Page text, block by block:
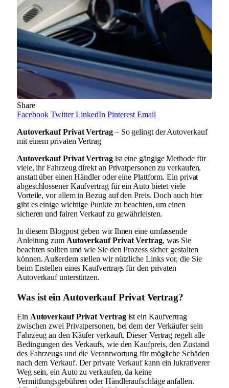
Share
Facebook Twitter LinkedIn Pinterest Email
Autoverkauf Privat Vertrag– So gelingt der Autoverkauf
mit einem privaten Vertrag
Autoverkauf Privat Vertragist eine gängige Methode für
viele, ihr Fahrzeug direkt an Privatpersonen zu verkaufen,
anstatt über einen Händler oder eine Plattform. Ein privat
abgeschlossener Kaufvertrag für ein Auto bietet viele
Vorteile, vor allem in Bezug auf den Preis. Doch auch hier
gibt es einige wichtige Punkte zu beachten, um einen
sicheren und fairen Verkauf zu gewährleisten.
In diesem Blogpost geben wir Ihnen eine umfassende
Anleitung zum Autoverkauf Privat Vertrag, was Sie
beachten sollten und wie Sie den Prozess sicher gestalten
können. Außerdem stellen wir nützliche Links vor, die Sie
beim Erstellen eines Kaufvertrags für den privaten
Autoverkauf unterstützen.
Was ist ein Autoverkauf Privat Vertrag?
Ein Autoverkauf Privat Vertragist ein Kaufvertrag
zwischen zwei Privatpersonen, bei dem der Verkäufer sein
Fahrzeug an den Käufer verkauft. Dieser Vertrag regelt alle
Bedingungen des Verkaufs, wie den Kaufpreis, den Zustand
des Fahrzeugs und die Verantwortung für mögliche Schäden
nach dem Verkauf. Der private Verkauf kann ein lukrativerer
Weg sein, ein Auto zu verkaufen, da keine
Vermittlungsgebühren oder Händleraufschläge anfallen.